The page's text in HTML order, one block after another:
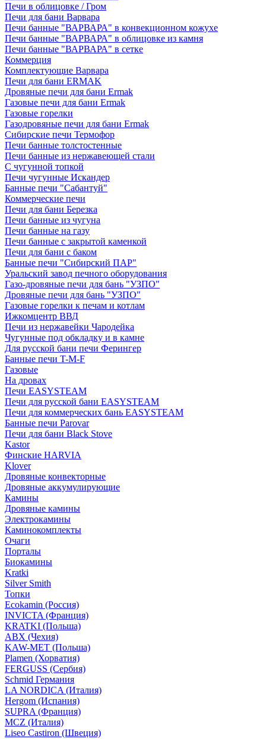
Печи в облицовке / Гром
Печи для бани Варвара
Печи банные "ВАРВАРА" в конвекционном кожухе
Печи банные "ВАРВАРА" в облицовке из камня
Печи банные "ВАРВАРА" в сетке
Коммерция
Комплектующие Варвара
Печи для бани ERMAK
Дровяные печи для бани Ermak
Газовые печи для бани Ermak
Газовые горелки
Газодровяные печи для бани Ermak
Сибирские печи Термофор
Печи банные толстостенные
Печи банные из нержавеющей стали
С чугунной топкой
Печи чугунные Искандер
Банные печи "Сабантуй"
Коммерческие печи
Печи для бани Березка
Печи банные из чугуна
Печи банные на газу
Печи банные с закрытой каменкой
Печи для бани с баком
Банные печи "Сибирский ПАР"
Уральский завод печного оборудования
Газо-дровяные печи для бань "УЗПО"
Дровяные печи для бань "УЗПО"
Газовые горелки к печам и котлам
Ижкомцентр ВВД
Печи из нержавейки Чародейка
Чугунные под обкладку и в камне
Для русской бани печи Ферингер
Банные печи T-M-F
Газовые
На дровах
Печи EASYSTEAM
Печи для русской бани EASYSTEAM
Печи для коммерческих бань EASYSTEAM
Банные печи Parovar
Печи для бани Black Stove
Kastor
Финские HARVIA
Klover
Дровяные конвекторные
Дровяные аккумулирующие
Камины
Дровяные камины
Электрокамины
Каминокомплекты
Очаги
Порталы
Биокамины
Kratki
Silver Smith
Топки
Ecokamin (Россия)
INVICTA (Франция)
KRATKI (Польша)
ABX (Чехия)
KAW-MET (Польша)
Plamen (Хорватия)
FERGUSS (Сербия)
Schmid Германия
LA NORDICA (Италия)
Hergom (Испания)
SUPRA (Франция)
MCZ (Италия)
Liseo Castiron (Швеция)